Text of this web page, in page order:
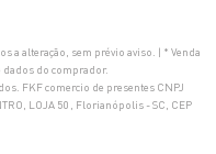
a alteração, sem prévio aviso. | * Venda
dados do comprador.
FKF comercio de presentes CNPJ
LOJA 50 , Florianópolis - SC, CEP